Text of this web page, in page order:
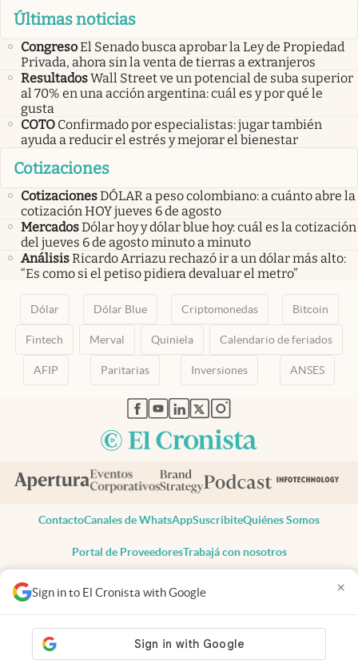
Sign in to El Cronista with Google ×
Últimas noticias
CongresoEl Senado busca aprobar la Ley de Propiedad
Privada, ahora sin la venta de tierras a extranjeros
ResultadosWall Street ve un potencial de suba superior
al 70% en una acción argentina: cuál es y por qué le
gusta
COTO Confirmado por especialistas: jugar también
ayuda a reducir el estrés y mejorar el bienestar
Cotizaciones
CotizacionesDÓLAR a peso colombiano: a cuánto abre la
cotización HOY jueves 6 de agosto
MercadosDólar hoy y dólar blue hoy: cuál es la cotización
del jueves 6 de agosto minuto a minuto
AnálisisRicardo Arriazu rechazó ir a un dólar más alto:
“Es como si el petiso pidiera devaluar el metro”
Dólar Dólar Blue Criptomonedas Bitcoin
Fintech Merval Quiniela Calendario de feriados
AFIP Paritarias Inversiones ANSES
abre en nueva pestaña
abre en nueva pestaña
abre en nueva pestaña
abre en nueva pestaña
abre en nueva pestaña
ContactoCanales de WhatsAppSuscribiteQuiénes Somos
Portal de ProveedoresTrabajá con nosotros
Todos los derechos reservados
Privacidad
Consentimiento
Tel:+54 11 7078-3270